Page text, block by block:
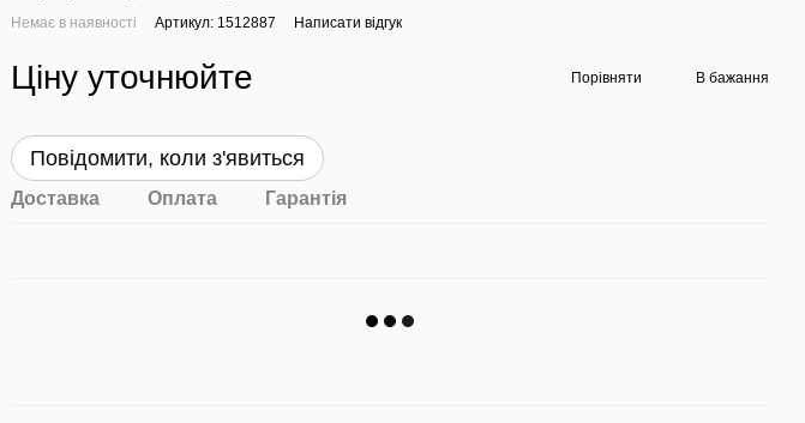
Немає в наявності Артикул: 1512887 Написати відгук
Ціну уточнюйте Порівняти В бажання
Повідомити, коли з'явиться
Доставка Оплата Гарантія